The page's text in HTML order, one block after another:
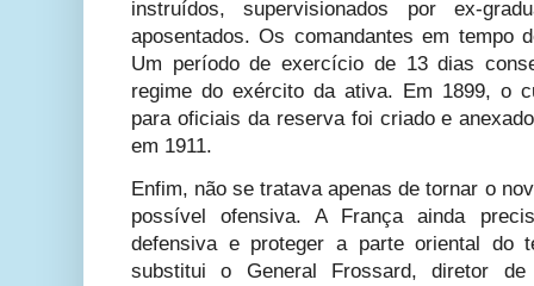
instruídos, supervisionados por ex-
aposentados. Os comandantes em tempo
Um período de exercício de 13 dias
regime do exército da ativa. Em 1899, o
para oficiais da reserva foi criado e
em 1911.
Enfim, não se tratava apenas de tornar o
possível ofensiva. A França ainda
defensiva e proteger a parte oriental do
substitui o General Frossard, diretor de